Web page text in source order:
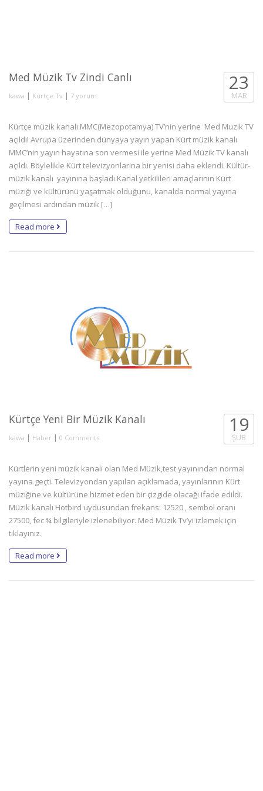
Med Müzik Tv Zindi Canlı
kawa | Kürtçe Tv | 7 yorum
23
MAR
Kürtçe müzik kanalı MMC(Mezopotamya) TV’nin yerine Med Muzik TV
açıldı! Avrupa üzerinden dünyaya yayın yapan Kürt müzik kanalı
MMC’nin yayın hayatına son vermesi ile yerine Med Müzik TV kanalı
açıldı. Böylelikle Kürt televizyonlarına bir yenisi daha eklendi. Kültür-
müzik kanalı yayınına başladı.Kanal yetkilileri amaçlarının Kürt
müziği ve kültürünü yaşatmak olduğunu, kanalda normal yayına
geçilmesi ardından müzik […]
Read more
Kürtçe Yeni Bir Müzik Kanalı
kawa | Haber | 0 Comments
19
ŞUB
Kürtlerin yeni müzik kanalı olan Med Müzik,test yayınından normal
yayına geçti. Televizyondan yapılan açıklamada, yayınlarının Kürt
müziğine ve kültürüne hizmet eden bir çizgide olacağı ifade edildi.
Müzik kanalı Hotbird uydusundan frekans: 12520 , sembol oranı
27500, fec ¾ bilgileriyle izlenebiliyor. Med Müzik Tv’yi izlemek için
tıklayınız.
Read more